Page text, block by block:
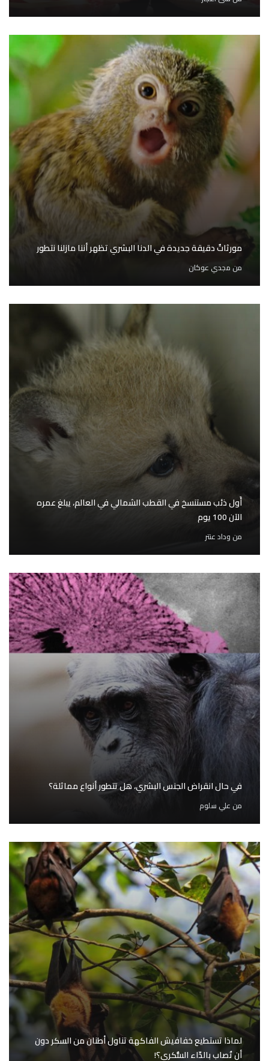
مورثاتٌ دقيقة جديدة في الدنا البشري تظهر أننا مازلنا نتطور
منمجدي عوكان
أَول ذئب مستنسخ في القطب الشمالي في العالم، يبلغ عمره
الآن 100 يوم
من وداد عنتر
في حال انقراض الجنس البشري، هل تتطور أنواع مماثلة؟
من علي سلوم
لماذا تستطيع خفافيش الفاكهة تناول أطنان من السكر دون
أن تُصاب بالدّاء السُّكري؟!